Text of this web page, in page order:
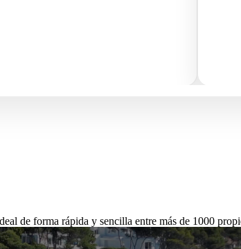
de forma rápida y sencilla entre más de 1000